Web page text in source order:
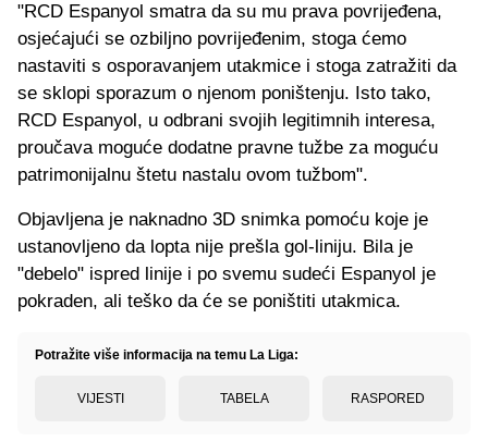
"RCD Espanyol smatra da su mu prava povrijeđena,
osjećajući se ozbiljno povrijeđenim, stoga ćemo
nastaviti s osporavanjem utakmice i stoga zatražiti da
se sklopi sporazum o njenom poništenju. Isto tako,
RCD Espanyol, u odbrani svojih legitimnih interesa,
proučava moguće dodatne pravne tužbe za moguću
patrimonijalnu štetu nastalu ovom tužbom".
Objavljena je naknadno 3D snimka pomoću koje je
ustanovljeno da lopta nije prešla gol-liniju. Bila je
"debelo" ispred linije i po svemu sudeći Espanyol je
pokraden, ali teško da će se poništiti utakmica.
Potražite više informacija na temu La Liga:
VIJESTI TABELA RASPORED